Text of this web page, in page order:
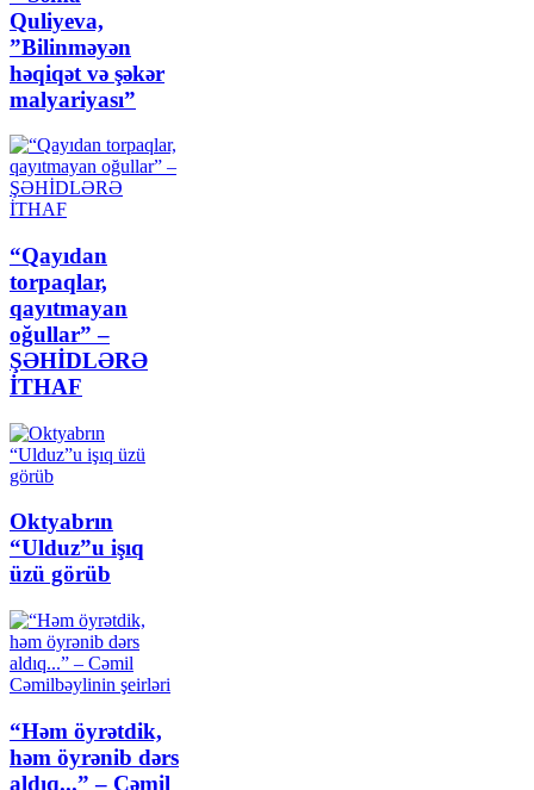
Quliyeva,
”Bilinməyən
həqiqət və şəkər
malyariyası”
“Qayıdan
torpaqlar,
qayıtmayan
oğullar” –
ŞƏHİDLƏRƏ
İTHAF
Oktyabrın
“Ulduz”u işıq
üzü görüb
“Həm öyrətdik,
həm öyrənib dərs
aldıq...” – Cəmil